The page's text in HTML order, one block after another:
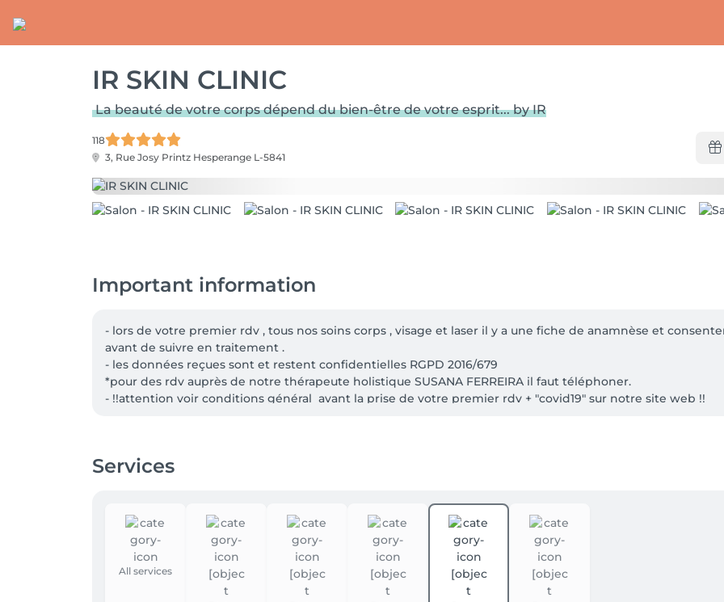
IR SKIN CLINIC
La beauté de votre corps dépend du bien-être de votre esprit... by IR
118
3, Rue Josy Printz Hesperange L-5841
Important information
- lors de votre premier rdv , tous nos soins corps , visage et laser il y a une fiche de anamnèse et
avant de suivre en traitement .
- les données reçues sont et restent confidentielles RGPD 2016/679
*pour des rdv auprès de notre thérapeute holistique SUSANA FERREIRA il faut téléphoner.
- !!attention voir conditions général  avant la prise de votre premier rdv + "covid19" sur notre site web !!
Services
All services